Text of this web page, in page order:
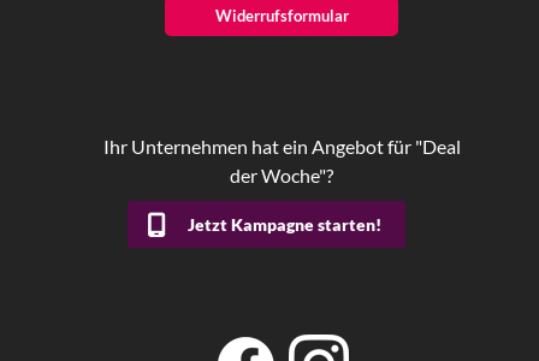
Widerrufsformular
Ihr Unternehmen hat ein Angebot für "Deal
der Woche"?
Jetzt Kampagne starten!